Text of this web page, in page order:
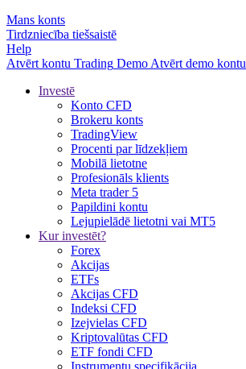
Mans konts
Tirdzniecība tiešsaistē
Help
Atvērt kontu Trading Demo Atvērt demo kontu
Investē
Konto CFD
Brokeru konts
TradingView
Procenti par līdzekļiem
Mobilā lietotne
Profesionāls klients
Meta trader 5
Papildini kontu
Lejupielādē lietotni vai MT5
Kur investēt?
Forex
Akcijas
ETFs
Akcijas CFD
Indeksi CFD
Izejvielas CFD
Kriptovalūtas CFD
ETF fondi CFD
Instrumentu specifikācija